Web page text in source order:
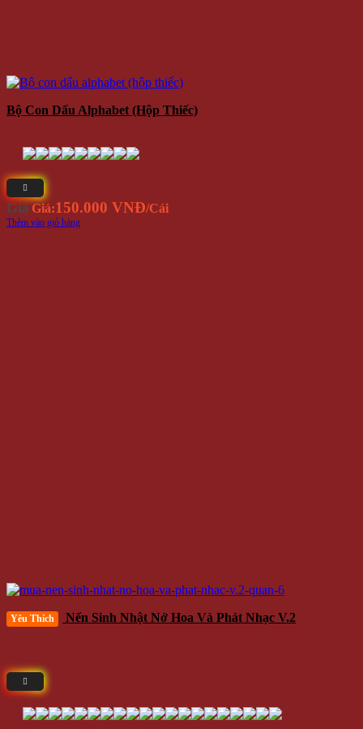
Bộ Con Dấu Alphabet (hộp Thiếc)
Giá Giá:150.000 VNĐ/Cái
Thêm vào giỏ hàng
Yêu Thích Nến Sinh Nhật Nở Hoa Và Phát Nhạc V.2